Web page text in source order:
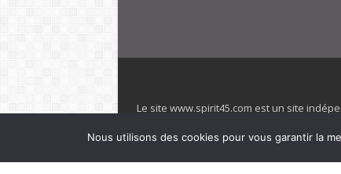
Le site www.spirit45.com est un site
villages. Club Med est une marque
officiel de la marque est : www.clubmed.fr
Nous utilisons des cookies pour vous garantir la